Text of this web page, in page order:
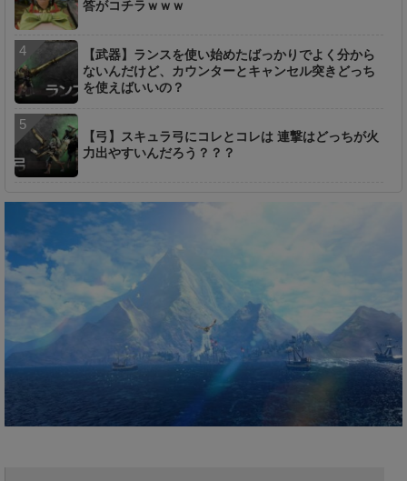
答がコチラｗｗｗ
【武器】ランスを使い始めたばっかりでよく分から
ないんだけど、カウンターとキャンセル突きどっち
を使えばいいの？
【弓】スキュラ弓にコレとコレは 連撃はどっちが火
力出やすいんだろう？？？